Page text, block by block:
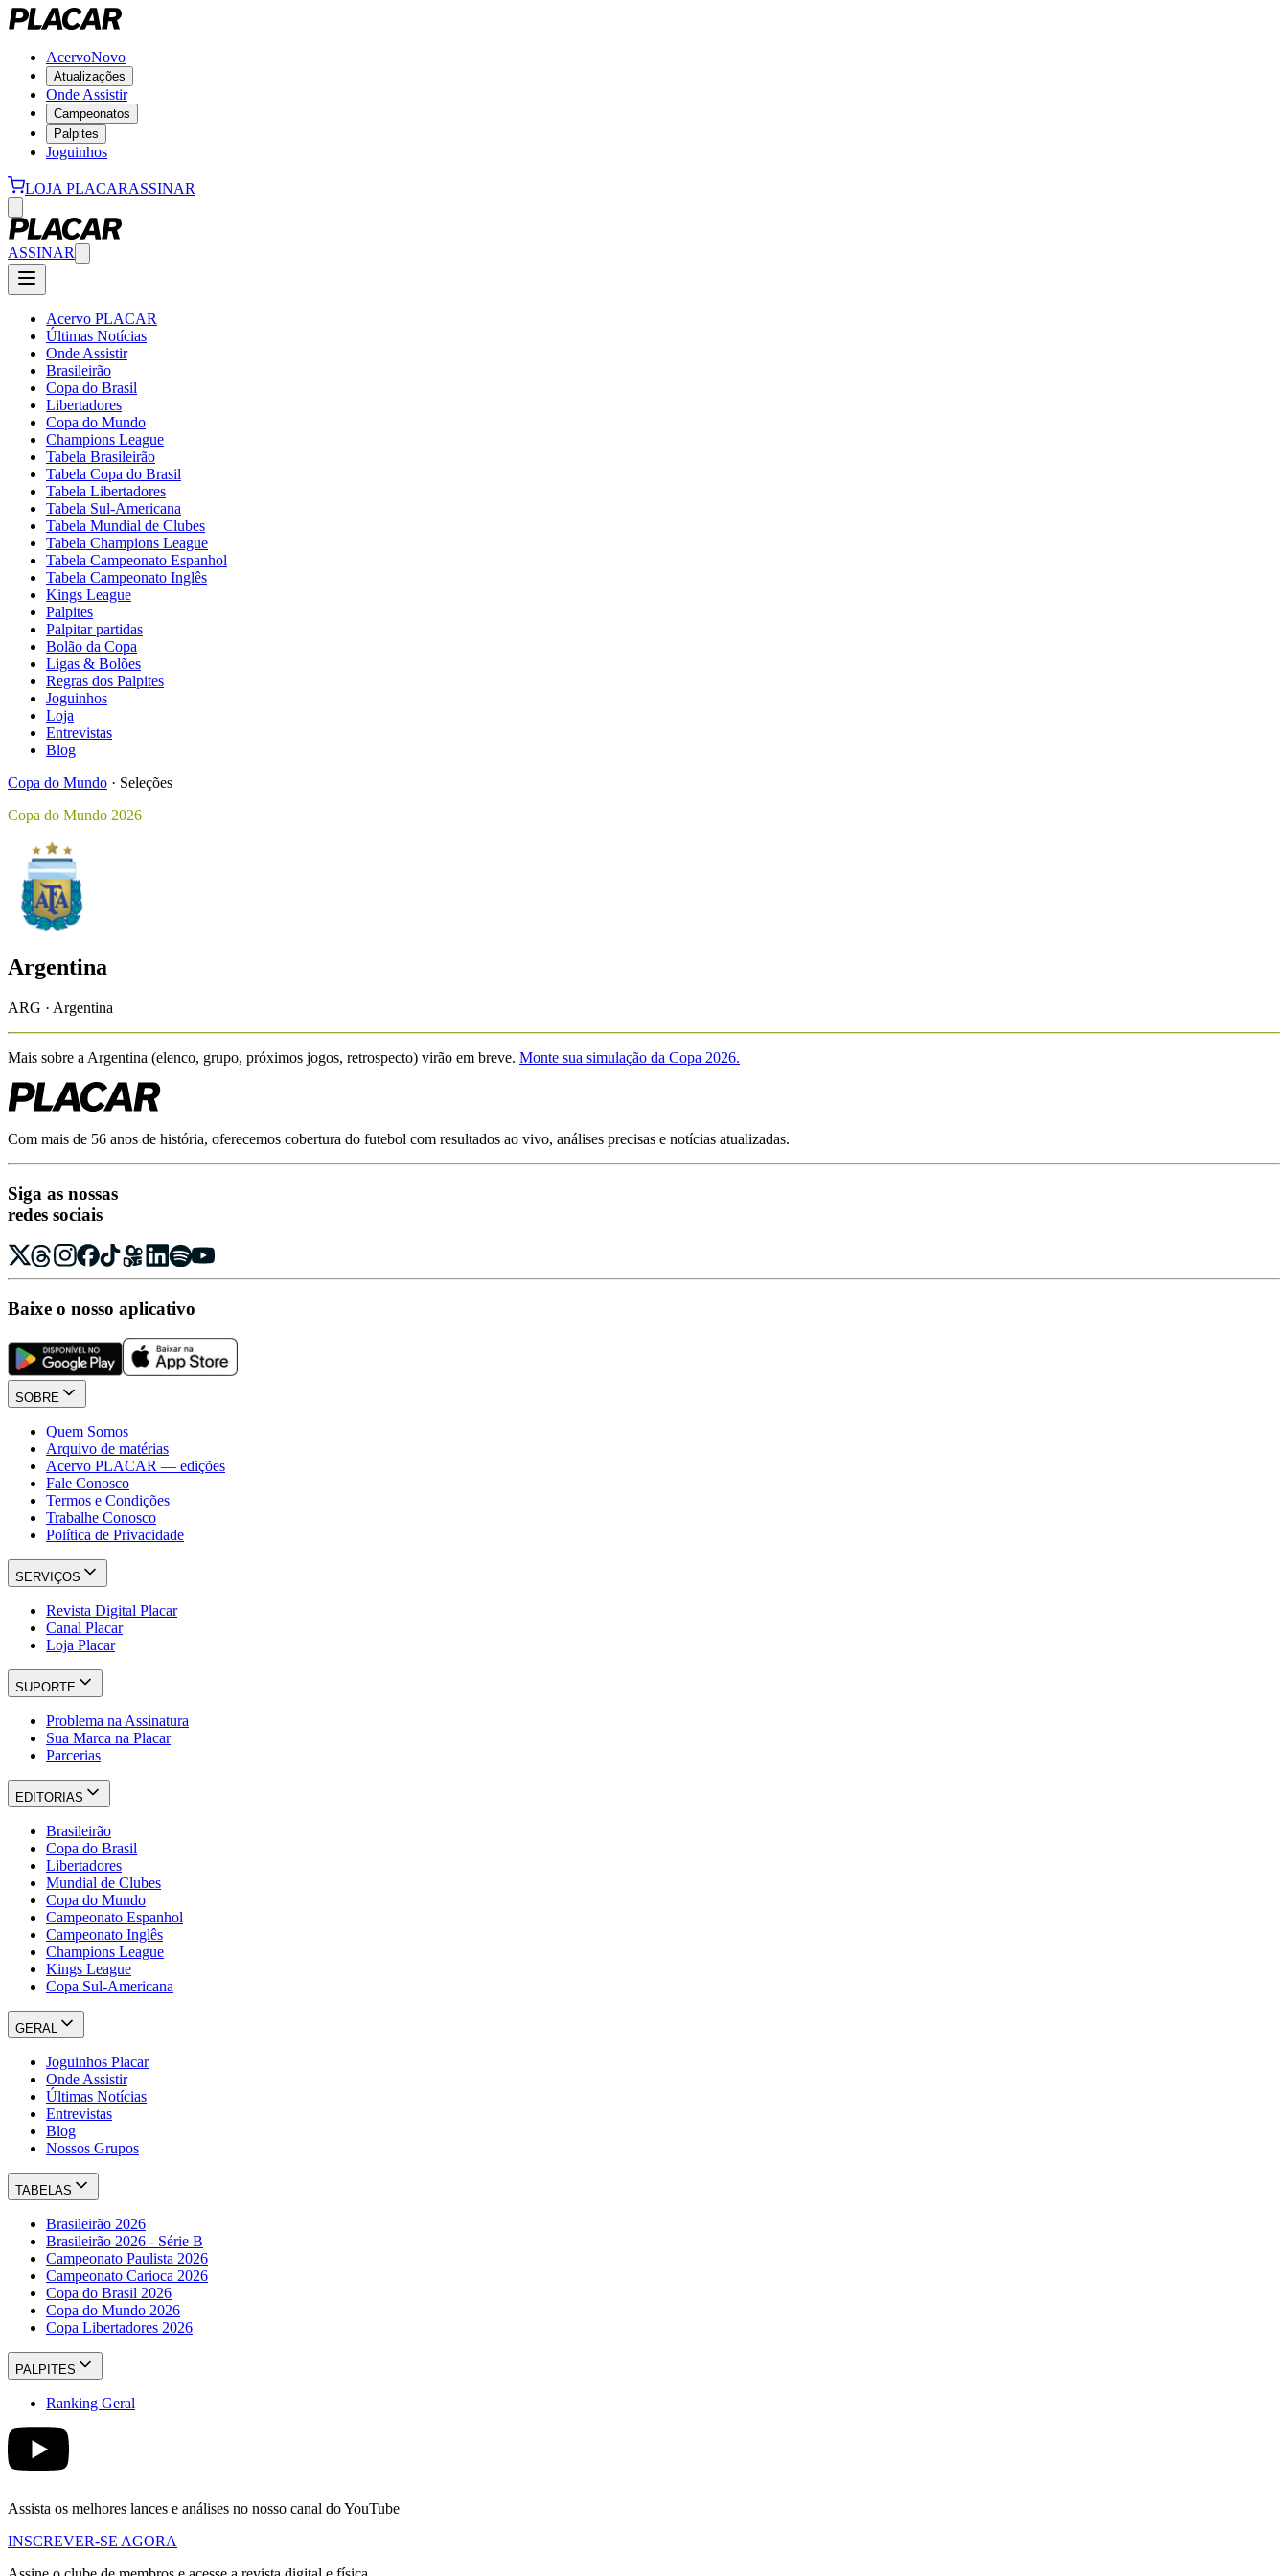
AcervoNovo
Atualizações
Onde Assistir
Campeonatos
Palpites
Joguinhos
LOJA PLACARASSINAR
ASSINAR
Acervo PLACAR
Últimas Notícias
Onde Assistir
Brasileirão
Copa do Brasil
Libertadores
Copa do Mundo
Champions League
Tabela Brasileirão
Tabela Copa do Brasil
Tabela Libertadores
Tabela Sul-Americana
Tabela Mundial de Clubes
Tabela Champions League
Tabela Campeonato Espanhol
Tabela Campeonato Inglês
Kings League
Palpites
Palpitar partidas
Bolão da Copa
Ligas & Bolões
Regras dos Palpites
Joguinhos
Loja
Entrevistas
Blog
Copa do Mundo · Seleções
Copa do Mundo 2026
Argentina
ARG · Argentina
Mais sobre a Argentina (elenco, grupo, próximos jogos, retrospecto) virão em breve. Monte sua simulação da Copa 2026.
Com mais de 56 anos de história, oferecemos cobertura do futebol com resultados ao vivo, análises precisas e notícias atualizadas.
Siga as nossas
redes sociais
Baixe o nosso aplicativo
SOBRE
Quem Somos
Arquivo de matérias
Acervo PLACAR — edições
Fale Conosco
Termos e Condições
Trabalhe Conosco
Política de Privacidade
SERVIÇOS
Revista Digital Placar
Canal Placar
Loja Placar
SUPORTE
Problema na Assinatura
Sua Marca na Placar
Parcerias
EDITORIAS
Brasileirão
Copa do Brasil
Libertadores
Mundial de Clubes
Copa do Mundo
Campeonato Espanhol
Campeonato Inglês
Champions League
Kings League
Copa Sul-Americana
GERAL
Joguinhos Placar
Onde Assistir
Últimas Notícias
Entrevistas
Blog
Nossos Grupos
TABELAS
Brasileirão 2026
Brasileirão 2026 - Série B
Campeonato Paulista 2026
Campeonato Carioca 2026
Copa do Brasil 2026
Copa do Mundo 2026
Copa Libertadores 2026
PALPITES
Ranking Geral
Assista os melhores lances e análises no nosso canal do YouTube
INSCREVER-SE AGORA